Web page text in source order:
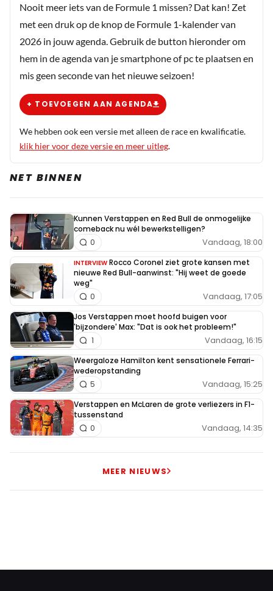
Nooit meer iets van de Formule 1 missen? Dat kan! Zet
met een druk op de knop de Formule 1-kalender van
2026 in jouw agenda. Gebruik de button hieronder om
hem in de agenda van je smartphone of pc te plaatsen en
mis geen seconde van het nieuwe seizoen!
+ TOEVOEGEN AAN AGENDA
We hebben ook een versie met alleen de race en kwalificatie.
klik hier voor deze versie en meer uitleg.
NET BINNEN
Kunnen Verstappen en Red Bull de onmogelijke
comeback nu wél bewerkstelligen?
Vandaag, 18:00
0
INTERVIEW Rocco Coronel ziet grote kansen met
nieuwe Red Bull-aanwinst: "Hij weet de goede
weg"
Vandaag, 17:05
0
Jos Verstappen moet hoofd buigen voor
'bijzondere' Max: "Dat is ook het probleem!"
Vandaag, 16:15
1
Weergaloze Hamilton kent sensationele Ferrari-
wederopstanding
Vandaag, 15:25
5
Verstappen en McLaren de grote verliezers in F1-
tussenstand
Vandaag, 14:35
0
MEER NIEUWS